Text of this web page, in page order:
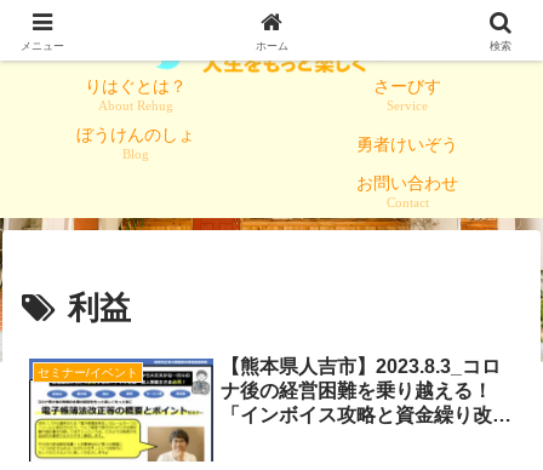
りはぐとは？
About Rehug
さーびす
Service
ぼうけんのしょ
Blog
勇者けいぞう
お問い合わせ
Contact
利益
セミナー/イベント
【熊本県人吉市】2023.8.3_コロ
ナ後の経営困難を乗り越える！
「インボイス攻略と資金繰り改善
メニュー ホーム 検索